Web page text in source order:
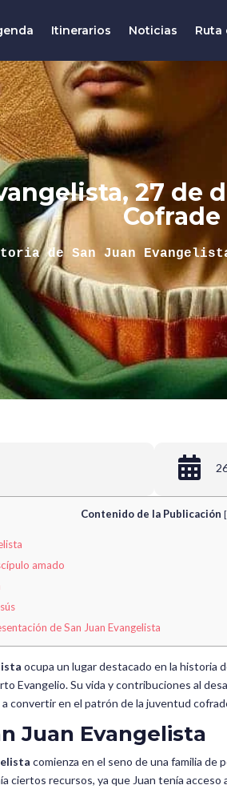
Itinerarios Noticias Ruta
27
Cofrade
de San Juan

Contenido de la Publicación [
amado
de San Juan Evangelista
ocupa un lugar destacado en la historia
Evangelio. Su vida y contribuciones al
convertir en el patrón de la juventud
Juan Evangelista
comienza en el seno de una familia de
ciertos recursos, ya que Juan tenía acceso